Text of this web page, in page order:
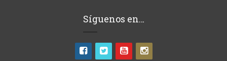
Síguenos en…